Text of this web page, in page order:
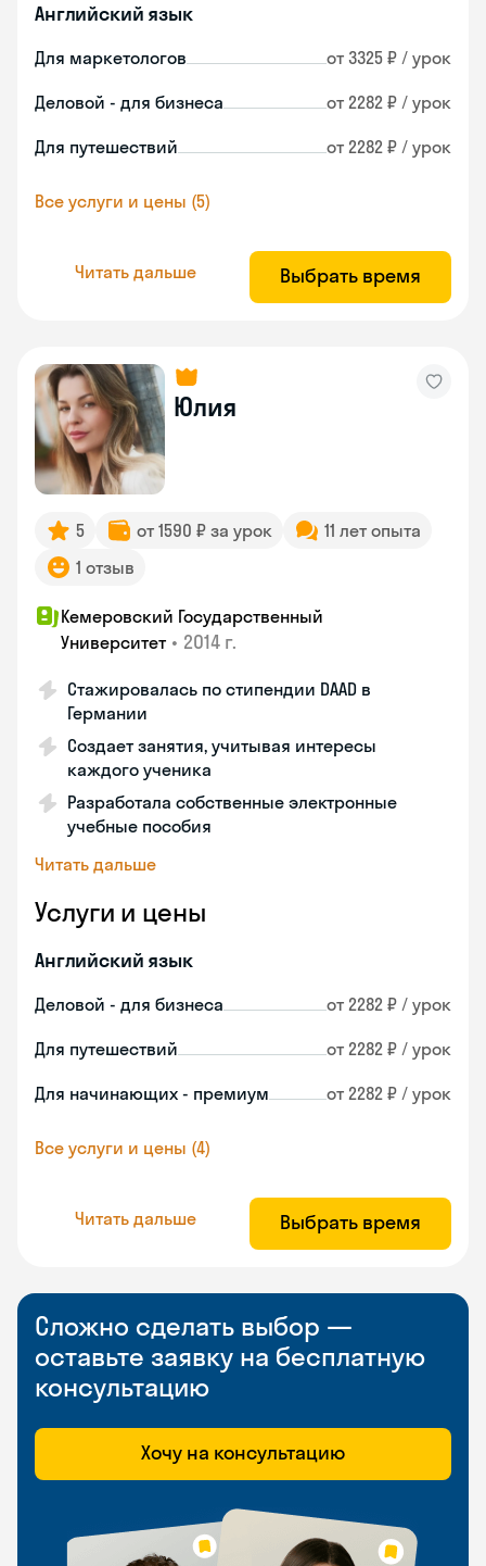
Английский язык
Для маркетологов от 3325 ₽ / урок
Деловой - для бизнеса от 2282 ₽ / урок
Для путешествий от 2282 ₽ / урок
Все услуги и цены (5)
Читать дальше Выбрать время
Юлия
5 от 1590 ₽ за урок
11 лет опыта
1 отзыв
Кемеровский Государственный
Университет • 2014 г.
Стажировалась по стипендии DAAD в
Германии
Создает занятия, учитывая интересы
каждого ученика
Разработала собственные электронные
учебные пособия
Читать дальше
Услуги и цены
Английский язык
Деловой - для бизнеса от 2282 ₽ / урок
Для путешествий от 2282 ₽ / урок
Для начинающих - премиум от 2282 ₽ / урок
Все услуги и цены (4)
Читать дальше Выбрать время
Сложно сделать выбор —
оставьте заявку на бесплатную
консультацию
Хочу на консультацию